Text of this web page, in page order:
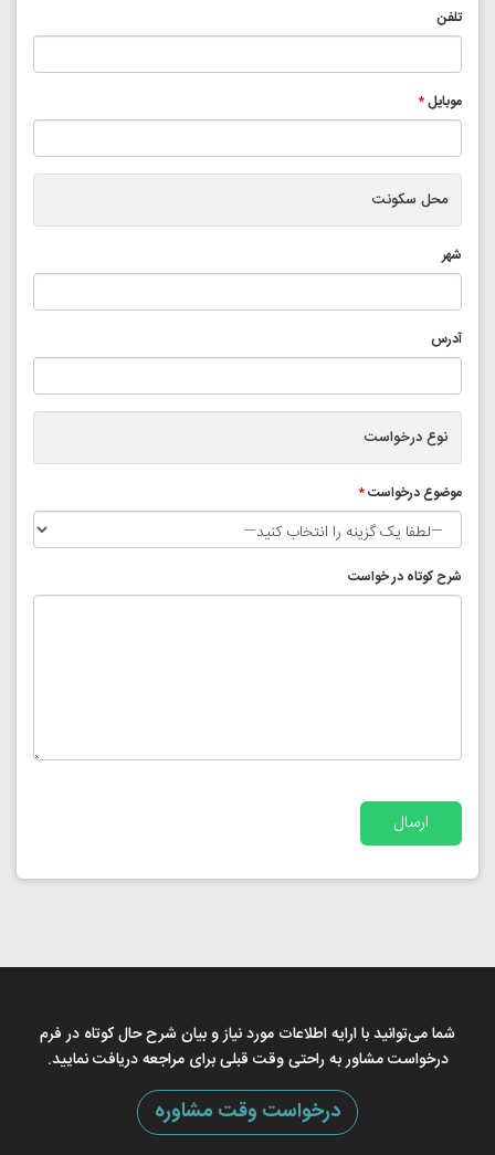
تلفن
موبایل*
محل سکونت
شهر
آدرس
نوع درخواست
موضوع درخواست*
شرح کوتاه در خواست
شما می‌توانید با ارایه اطلاعات مورد نیاز و بیان شرح حال کوتاه در فرم
درخواست مشاور به راحتی وقت قبلی برای مراجعه دریافت نمایید.
درخواست وقت مشاوره